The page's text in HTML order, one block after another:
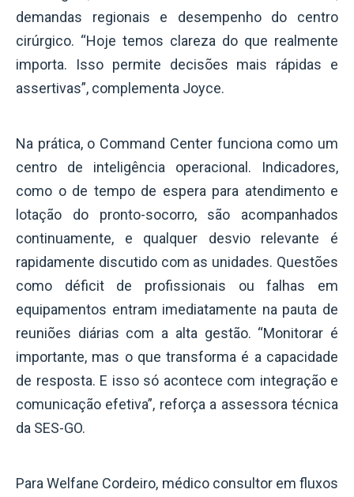
demandas regionais e desempenho do centro
cirúrgico. “Hoje temos clareza do que realmente
importa. Isso permite decisões mais rápidas e
assertivas”, complementa Joyce.
Na prática, o Command Center funciona como um
centro de inteligência operacional. Indicadores,
como o de tempo de espera para atendimento e
lotação do pronto-socorro, são acompanhados
continuamente, e qualquer desvio relevante é
rapidamente discutido com as unidades. Questões
como déficit de profissionais ou falhas em
equipamentos entram imediatamente na pauta de
reuniões diárias com a alta gestão. “Monitorar é
importante, mas o que transforma é a capacidade
de resposta. E isso só acontece com integração e
comunicação efetiva”, reforça a assessora técnica
da SES-GO.
Para Welfane Cordeiro, médico consultor em fluxos